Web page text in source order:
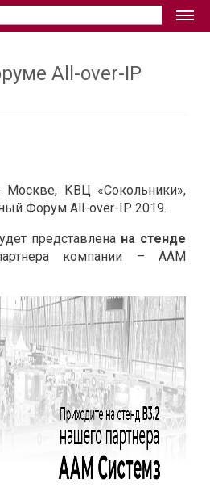
All-over-IP
КВЦ «Сокольники»,
Форум All-over-IP 2019.
представлена на стенде
компании – ААМ